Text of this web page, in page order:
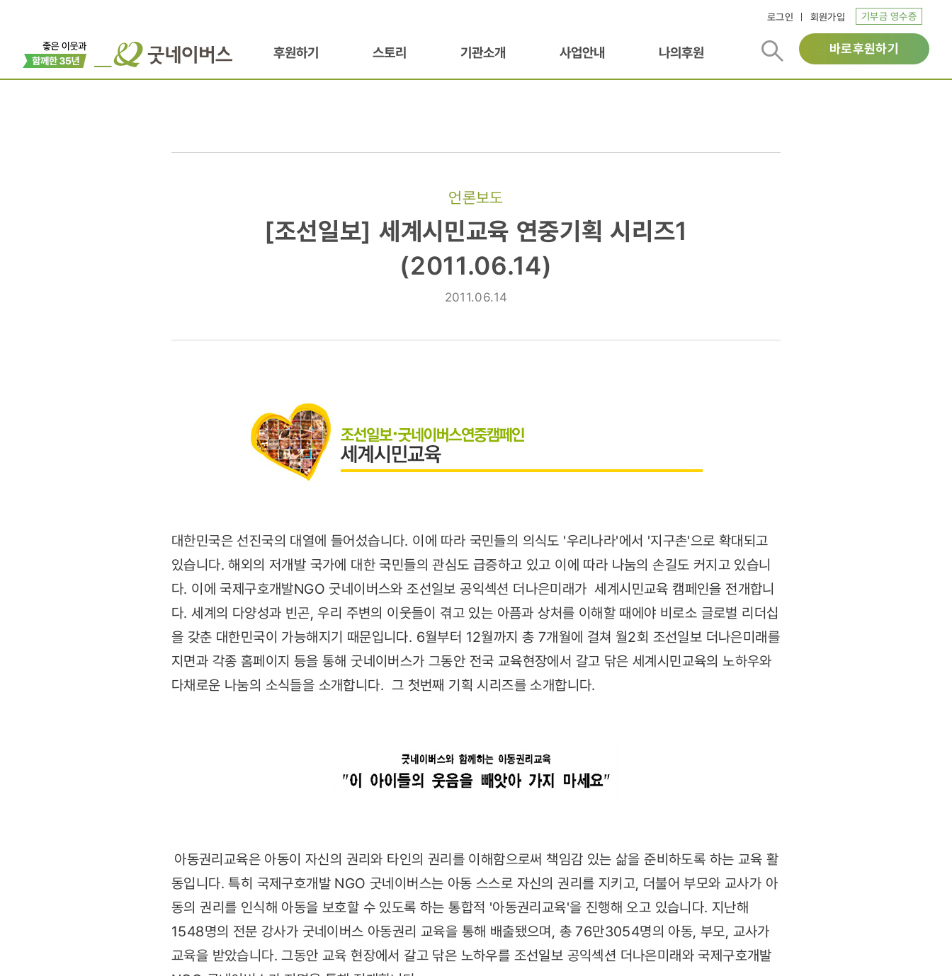
로그인 회원가입 기부금 영수증
후원하기 스토리 기관소개 사업안내 나의후원 바로후원하기
언론보도
[조선일보]
시리즈1
[조선일보] 세계시민교육 연중기획 시리즈1
(2011.06.14)
2011.06.14
대한민국은 선진국의 대열에 들어섰습니다. 이에 따라 국민들의 의식도 '우리나라'에서 '지구촌'으로 확대되고
있습니다. 해외의 저개발 국가에 대한 국민들의 관심도 급증하고 있고 이에 따라 나눔의 손길도 커지고 있습니
다. 이에 국제구호개발NGO 굿네이버스와 조선일보 공익섹션 더나은미래가 세계시민교육 캠페인을 전개합니
다. 세계의 다양성과 빈곤, 우리 주변의 이웃들이 겪고 있는 아픔과 상처를 이해할 때에야 비로소 글로벌 리더십
을 갖춘 대한민국이 가능해지기 때문입니다. 6월부터 12월까지 총 7개월에 걸쳐 월2회 조선일보 더나은미래를
지면과 각종 홈페이지 등을 통해 굿네이버스가 그동안 전국 교육현장에서 갈고 닦은 세계시민교육의 노하우와
다채로운 나눔의 소식들을 소개합니다. 그 첫번째 기획 시리즈를 소개합니다.
아동권리교육은 아동이 자신의 권리와 타인의 권리를 이해함으로써 책임감 있는 삶을 준비하도록 하는 교육 활
동입니다. 특히 국제구호개발 NGO 굿네이버스는 아동 스스로 자신의 권리를 지키고, 더불어 부모와 교사가 아
동의 권리를 인식해 아동을 보호할 수 있도록 하는 통합적 '아동권리교육'을 진행해 오고 있습니다. 지난해
1548명의 전문 강사가 굿네이버스 아동권리 교육을 통해 배출됐으며, 총 76만3054명의 아동, 부모, 교사가
교육을 받았습니다. 그동안 교육 현장에서 갈고 닦은 노하우를 조선일보 공익섹션 더나은미래와 국제구호개발